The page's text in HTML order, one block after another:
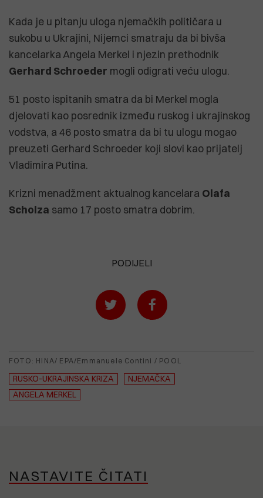
Kada je u pitanju uloga njemačkih političara u
sukobu u Ukrajini, Nijemci smatraju da bi bivša
kancelarka Angela Merkel i njezin prethodnik
Gerhard Schroeder mogli odigrati veću ulogu.
51 posto ispitanih smatra da bi Merkel mogla
djelovati kao posrednik između ruskog i ukrajinskog
vodstva, a 46 posto smatra da bi tu ulogu mogao
preuzeti Gerhard Schroeder koji slovi kao prijatelj
Vladimira Putina.
Krizni menadžment aktualnog kancelara Olafa
Scholza samo 17 posto smatra dobrim.
PODIJELI
FOTO: HINA/ EPA/Emmanuele Contini / POOL
RUSKO-UKRAJINSKA KRIZA
NJEMAČKA
ANGELA MERKEL
NASTAVITE ČITATI